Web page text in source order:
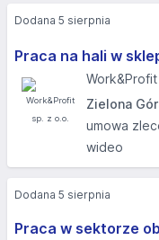
Praca na hali w
Zielona
umowa
wideo
Dodana 5 sierpnia
Praca w sektorze
Dodana 5 sierpnia